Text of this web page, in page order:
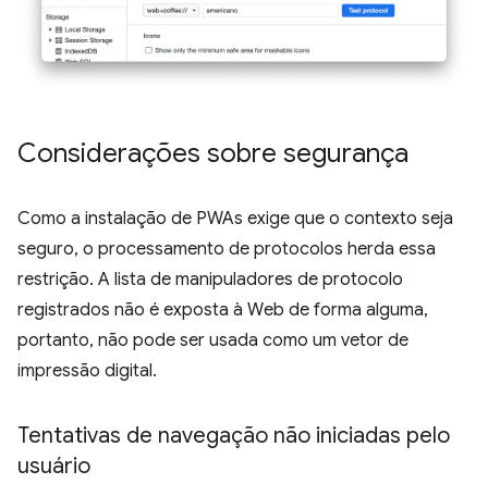
Considerações sobre segurança
Como a instalação de PWAs exige que o contexto seja
seguro, o processamento de protocolos herda essa
restrição. A lista de manipuladores de protocolo
registrados não é exposta à Web de forma alguma,
portanto, não pode ser usada como um vetor de
impressão digital.
Tentativas de navegação não iniciadas pelo
usuário